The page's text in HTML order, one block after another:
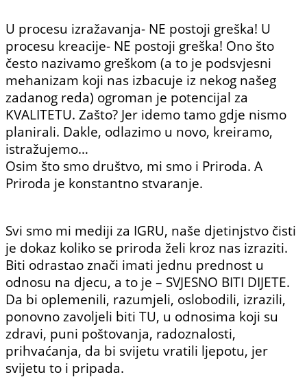
U procesu izražavanja- NE postoji greška! U
procesu kreacije- NE postoji greška! Ono što
često nazivamo greškom (a to je podsvjesni
mehanizam koji nas izbacuje iz nekog našeg
zadanog reda) ogroman je potencijal za
KVALITETU. Zašto? Jer idemo tamo gdje nismo
planirali. Dakle, odlazimo u novo, kreiramo,
istražujemo…
Osim što smo društvo, mi smo i Priroda. A
Priroda je konstantno stvaranje.
Svi smo mi mediji za IGRU, naše djetinjstvo čisti
je dokaz koliko se priroda želi kroz nas izraziti.
Biti odrastao znači imati jednu prednost u
odnosu na djecu, a to je – SVJESNO BITI DIJETE.
Da bi oplemenili, razumjeli, oslobodili, izrazili,
ponovno zavoljeli biti TU, u odnosima koji su
zdravi, puni poštovanja, radoznalosti,
prihvaćanja, da bi svijetu vratili ljepotu, jer
svijetu to i pripada.